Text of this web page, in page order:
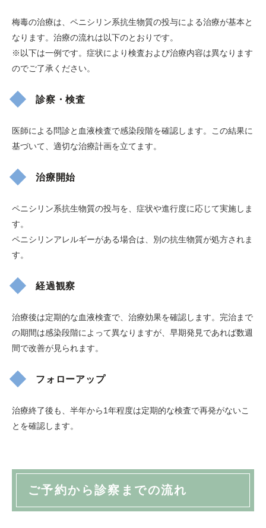
梅毒の治療は、ペニシリン系抗生物質の投与による治療が基本と
なります。治療の流れは以下のとおりです。
※以下は一例です。症状により検査および治療内容は異なります
のでご了承ください。
診察・検査
医師による問診と血液検査で感染段階を確認します。この結果に
基づいて、適切な治療計画を立てます。
治療開始
ペニシリン系抗生物質の投与を、症状や進行度に応じて実施しま
す。
ペニシリンアレルギーがある場合は、別の抗生物質が処方されま
す。
経過観察
治療後は定期的な血液検査で、治療効果を確認します。完治まで
の期間は感染段階によって異なりますが、早期発見であれば数週
間で改善が見られます。
フォローアップ
治療終了後も、半年から1年程度は定期的な検査で再発がないこ
とを確認します。
ご予約から診察までの流れ